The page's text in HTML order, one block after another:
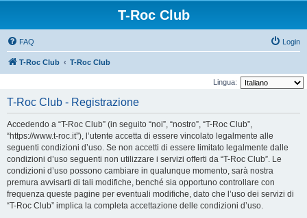
T-Roc Club
FAQ Login
T-Roc Club T-Roc Club
Lingua:
T-Roc Club - Registrazione
Accedendo a “T-Roc Club” (in seguito “noi”, “nostro”, “T-Roc Club”,
“https://www.t-roc.it”), l’utente accetta di essere vincolato legalmente alle
seguenti condizioni d’uso. Se non accetti di essere limitato legalmente dalle
condizioni d’uso seguenti non utilizzare i servizi offerti da “T-Roc Club”. Le
condizioni d’uso possono cambiare in qualunque momento, sarà nostra
premura avvisarti di tali modifiche, benché sia opportuno controllare con
frequenza queste pagine per eventuali modifiche, dato che l’uso dei servizi di
“T-Roc Club” implica la completa accettazione delle condizioni d’uso.